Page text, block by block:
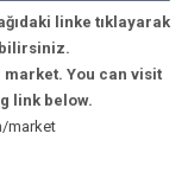
linke tıklayarak
You can visit
link below.
market